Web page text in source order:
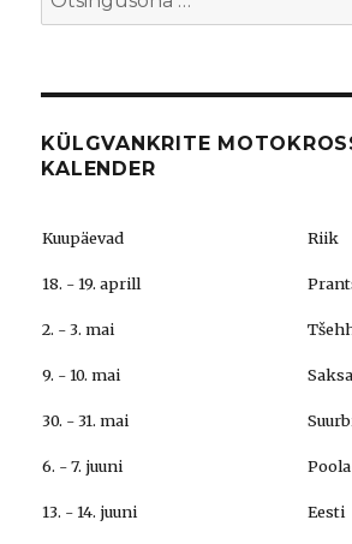
for:
KÜLGVANKRITE
KALENDER
Kuupäevad Riik
18. - 19. aprill
2. - 3. mai
9. - 10. mai
30. - 31. mai
6. - 7. juuni Poola
13. - 14. juuni Eesti